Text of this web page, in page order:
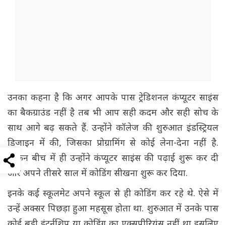
उनका कहना है कि अगर आपके पास ट्रेडिशनल कंप्यूटर साइंस
का बैकग्राउंड नहीं है तब भी आप सही कदम और सही सोच के
साथ आगे बढ़ सकते हैं. उन्होंने कॉलेज की शुरुआत इंडस्ट्रियल
डिजाइन में की, जिसका प्रोग्रामिंग से कोई लेना-देना नहीं है.
लेकिन बीच में ही उन्होंने कंप्यूटर साइंस की पढ़ाई शुरू कर दी
और अपने तीसरे साल में कोडिंग सीखना शुरू कर दिया.
इनके कई स्कूलमेट अपने स्कूल से ही कोडिंग कर रहे थे. ऐसे में
उन्हें अक्सर पिछड़ा हुआ महसूस होता था. शुरुआत में उनके पास